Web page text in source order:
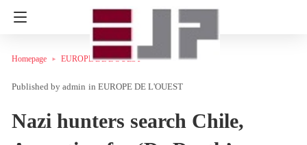
Homepage EUROPE DE L'OUEST
admin in EUROPE DE L'OUEST
Nazi hunters search Chile,